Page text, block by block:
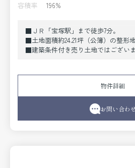
容積率
196%
■ＪＲ「宝塚駅」まで徒歩7分。
■土地面積約24.21坪（公簿）の整形地
■建築条件付き売り土地ではございま
物件詳細
お問い合わ